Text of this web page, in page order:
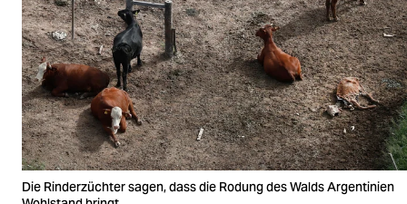
Die Rinderzüchter sagen, dass die Rodung des Walds Argentinien